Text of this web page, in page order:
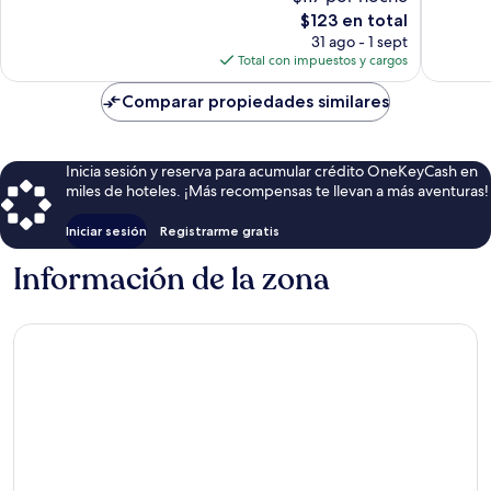
El
precio
actual
es
de
$123
$123 en total
31 ago - 1 sept
Total con impuestos y cargos
Comparar propiedades similares
Inicia sesión y reserva para acumular crédito OneKeyCash en
miles de hoteles. ¡Más recompensas te llevan a más aventuras!
Iniciar sesión Registrarme gratis
Información de la zona